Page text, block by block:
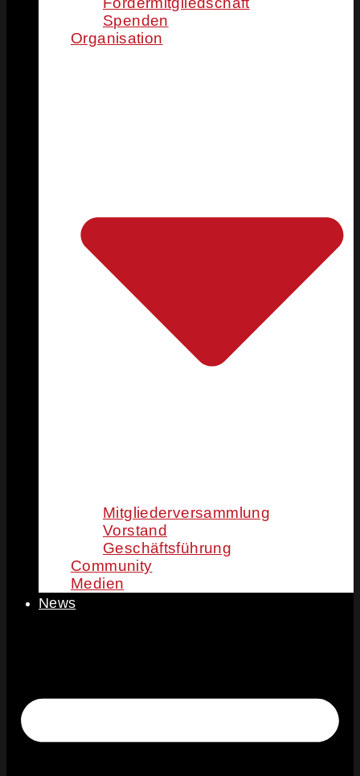
Spenden
Organisation
Mitgliederversammlung
Vorstand
Geschäftsführung
Community
Medien
News